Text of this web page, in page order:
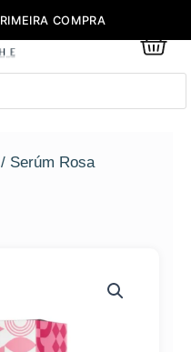
/ Serúm Rosa